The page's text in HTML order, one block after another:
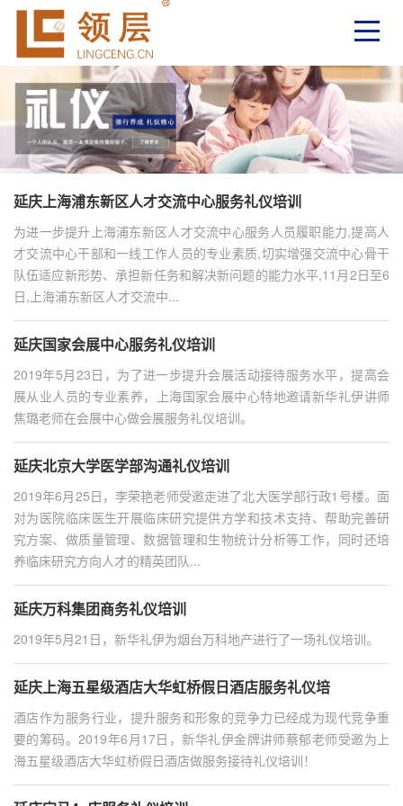
延庆上海浦东新区人才交流中心服务礼仪培训
为进一步提升上海浦东新区人才交流中心服务人员履职能力,提高人
才交流中心干部和一线工作人员的专业素质,切实增强交流中心骨干
队伍适应新形势、承担新任务和解决新问题的能力水平,11月2日至6
日,上海浦东新区人才交流中...
延庆国家会展中心服务礼仪培训
2019年5月23日，为了进一步提升会展活动接待服务水平，提高会
展从业人员的专业素养，上海国家会展中心特地邀请新华礼伊讲师
焦璐老师在会展中心做会展服务礼仪培训。
延庆北京大学医学部沟通礼仪培训
2019年6月25日，李荣艳老师受邀走进了北大医学部行政1号楼。面
对为医院临床医生开展临床研究提供方学和技术支持、帮助完善研
究方案、做质量管理、数据管理和生物统计分析等工作，同时还培
养临床研究方向人才的精英团队...
延庆万科集团商务礼仪培训
2019年5月21日，新华礼伊为烟台万科地产进行了一场礼仪培训。
延庆上海五星级酒店大华虹桥假日酒店服务礼仪培
酒店作为服务行业，提升服务和形象的竞争力已经成为现代竞争重
要的筹码。2019年6月17日，新华礼伊金牌讲师蔡郁老师受邀为上
海五星级酒店大华虹桥假日酒店做服务接待礼仪培训！